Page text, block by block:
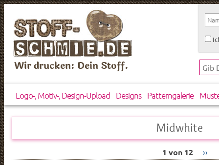
Wir drucken: Dein Stoff.
Logo-, Motiv-, Design-Upload Designs Patterngalerie
Midwhite
1 von 12 ››